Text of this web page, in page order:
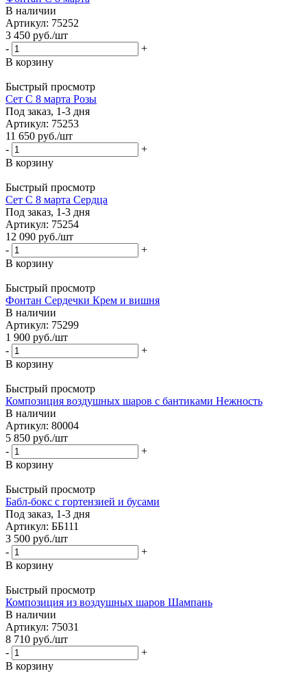
В наличии
Артикул: 75252
3 450 руб./шт
-
+
В корзину
Быстрый просмотр
Сет С 8 марта Розы
Под заказ, 1-3 дня
Артикул: 75253
11 650 руб./шт
-
+
В корзину
Быстрый просмотр
Сет С 8 марта Сердца
Под заказ, 1-3 дня
Артикул: 75254
12 090 руб./шт
-
+
В корзину
Быстрый просмотр
Фонтан Сердечки Крем и вишня
В наличии
Артикул: 75299
1 900 руб./шт
-
+
В корзину
Быстрый просмотр
Композиция воздушных шаров с бантиками Нежность
В наличии
Артикул: 80004
5 850 руб./шт
-
+
В корзину
Быстрый просмотр
Бабл-бокс с гортензией и бусами
Под заказ, 1-3 дня
Артикул: ББ111
3 500 руб./шт
-
+
В корзину
Быстрый просмотр
Композиция из воздушных шаров Шампань
В наличии
Артикул: 75031
8 710 руб./шт
-
+
В корзину